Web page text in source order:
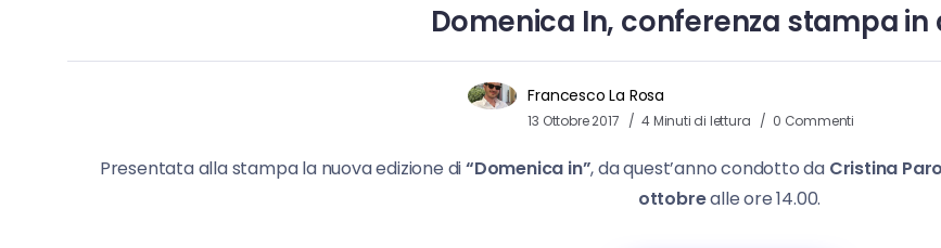
Domenica In, conferenza stampa in
Francesco La Rosa
13 Ottobre 2017 4 Minuti di lettura 0 Commenti
Presentata alla stampa la nuova edizione di“Domenica in”, da quest’anno condotto da Cristina
ottobrealle ore 14.00.